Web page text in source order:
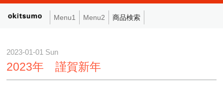
Menu1 Menu2 商品検索
2023-01-01 Sun
2023年 謹賀新年